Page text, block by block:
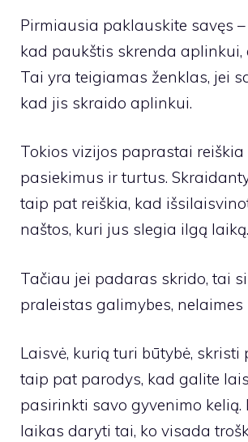
Pirmiausia paklauskite savęs –
kad paukštis skrenda aplinkui,
Tai yra teigiamas ženklas, jei
kad jis skraido aplinkui.
Tokios vizijos paprastai reiškia
pasiekimus ir turtus.
taip pat reiškia, kad
naštos, kuri jus slegia ilgą laiką.
Tačiau jei padaras skrido, tai
praleistas galimybes, nelaimes
Laisvė, kurią turi būtybė, skristi
taip pat parodys, kad galite
pasirinkti savo gyvenimo kelią.
laikas daryti tai, ko visada